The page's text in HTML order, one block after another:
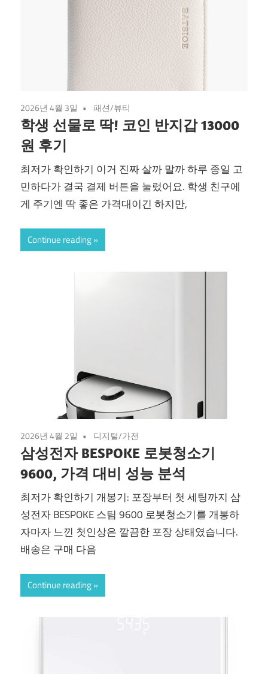
2026년 4월 3일 패션/뷰티
학생 선물로 딱! 코인 반지갑 13000
원 후기
최저가 확인하기 이거 진짜 살까 말까 하루 종일 고
민하다가 결국 결제 버튼을 눌렀어요. 학생 친구에
게 주기엔 딱 좋은 가격대이긴 하지만,
Continue reading
2026년 4월 2일 디지털/가전
삼성전자 BESPOKE 로봇청소기
9600, 가격 대비 성능 분석
최저가 확인하기 개봉기: 포장부터 첫 세팅까지 삼
성전자 BESPOKE 스팀 9600 로봇청소기를 개봉하
자마자 느낀 첫인상은 깔끔한 포장 상태였습니다.
배송은 구매 다음
Continue reading